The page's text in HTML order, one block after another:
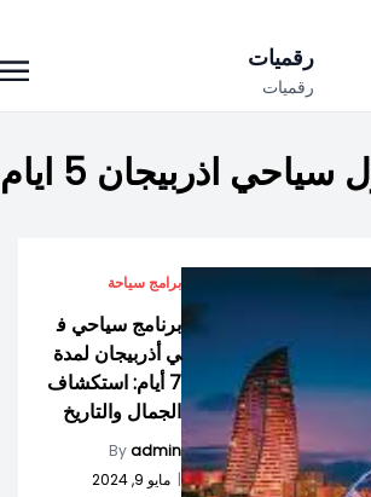
رقميات
رقميات
اذربيجان 5 ايام
برامج سياحة
برنامج سياحي ف
ي أذربيجان لمدة
7 أيام: استكشاف
الجمال والتاريخ
Byadmin
| مايو 9, 2024